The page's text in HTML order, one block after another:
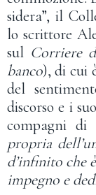
sidera”, il
lo scrittore
sul Corriere
banco), di cui
del
discorso e i
compagni di
propria
d’infinito che
impegno e